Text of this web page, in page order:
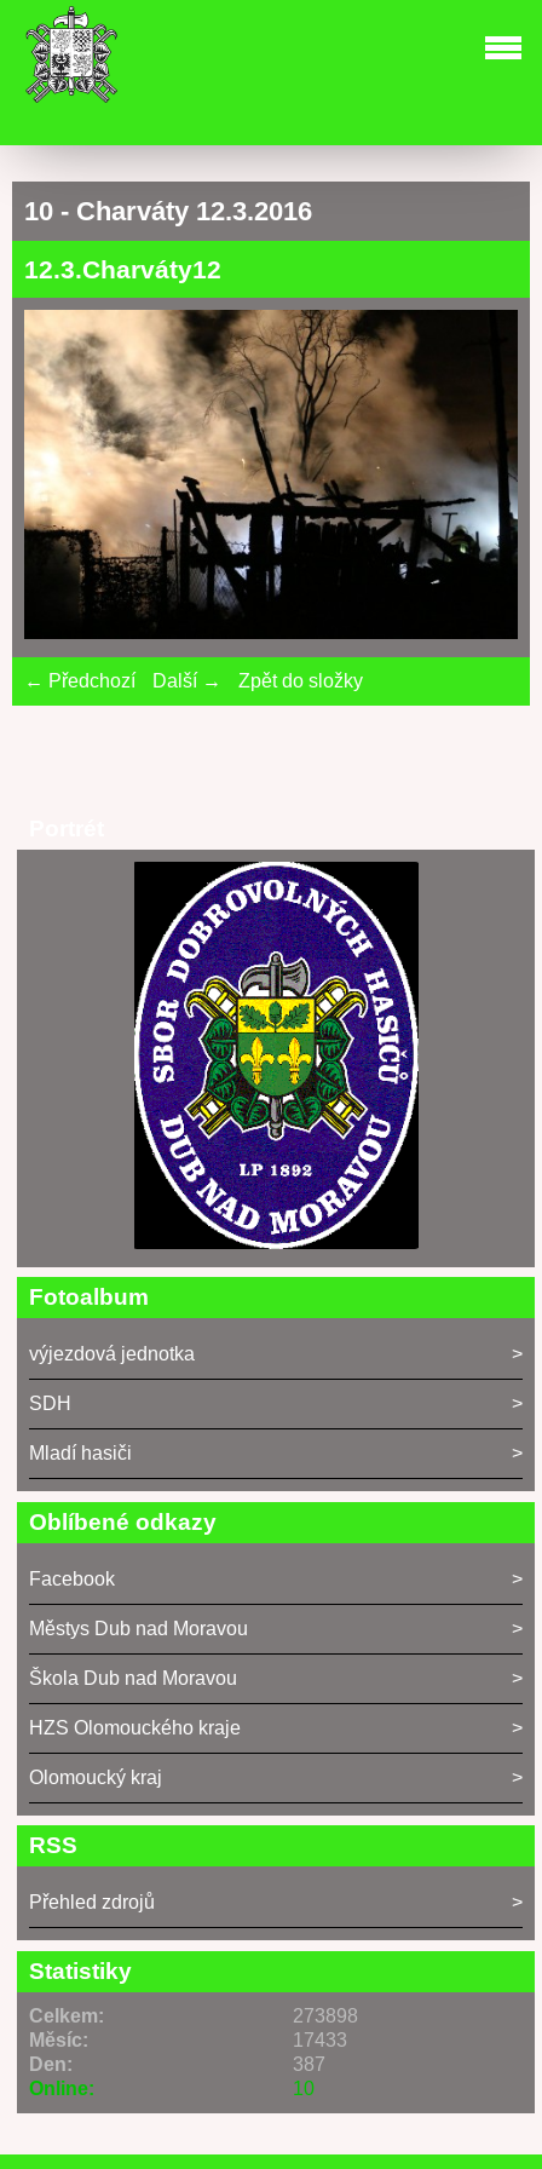
10 - Charváty 12.3.2016
12.3.Charváty12
← Předchozí Další → Zpět do složky
Fotoalbum
výjezdová jednotka
SDH
Mladí hasiči
Oblíbené odkazy
Facebook
Městys Dub nad Moravou
Škola Dub nad Moravou
HZS Olomouckého kraje
Olomoucký kraj
RSS
Přehled zdrojů
Statistiky
Online: 10
Celkem:
273898
Měsíc:
17433
Den:
387